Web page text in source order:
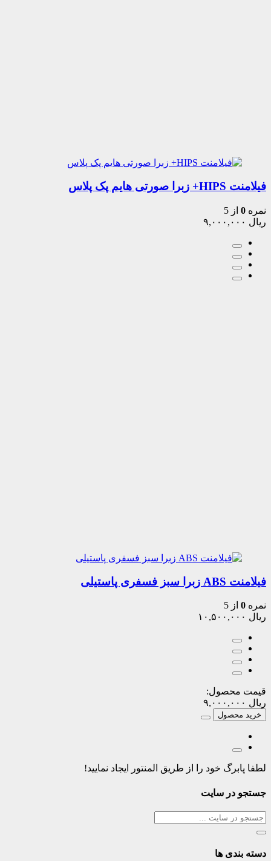
فیلامنت HIPS+ زبرا صورتی هایم پک پلاس
نمره 0 از 5
ریال
فیلامنت ABS زبرا سبز فسفری پاستیلی
نمره 0 از 5
ریال
قیمت محصول:
ریال
خرید محصول
لطفا پابرگ خود را از طریق المنتور ایجاد نمایید!
جستجو در سایت
دسته بندی ها